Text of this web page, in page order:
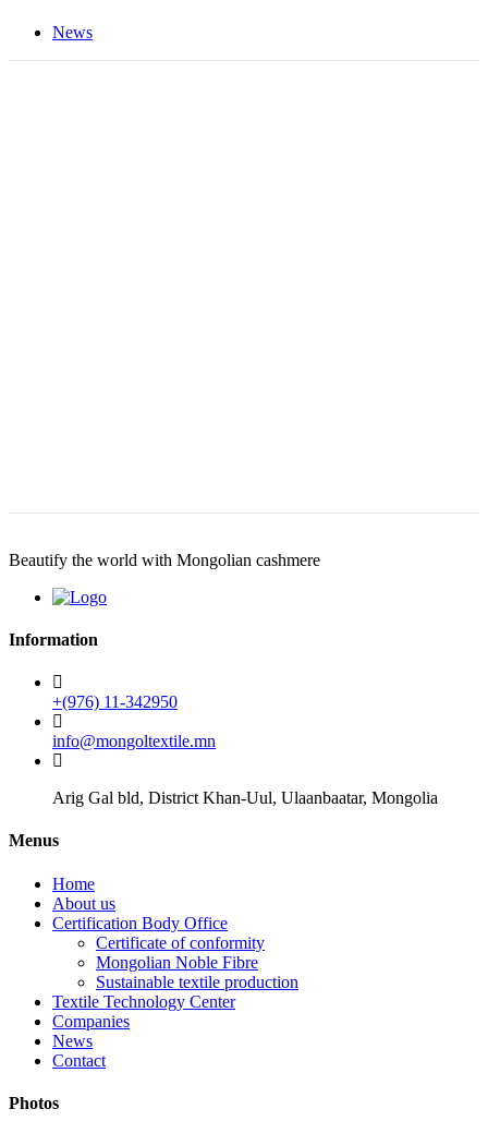
News
Beautify the world with Mongolian cashmere
Information
+(976) 11-342950
info@mongoltextile.mn
Arig Gal bld, District Khan-Uul, Ulaanbaatar, Mongolia
Menus
Home
About us
Certification Body Office
Certificate of conformity
Mongolian Noble Fibre
Sustainable textile production
Textile Technology Center
Companies
News
Contact
Photos